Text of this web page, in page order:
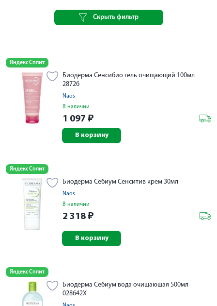
Скрыть фильтр
Яндекс Сплит
Биодерма Сенсибио гель очищающий 100мл
28726
Naos
В наличии
1 097 ₽
В корзину
Яндекс Сплит
Биодерма Себиум Сенситив крем 30мл
Naos
В наличии
2 318 ₽
В корзину
Яндекс Сплит
Биодерма Себиум вода очищающая 500мл
028642X